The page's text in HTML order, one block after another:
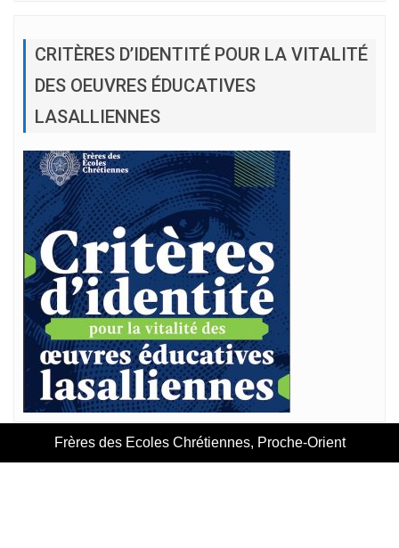
CRITÈRES D’IDENTITÉ POUR LA VITALITÉ
DES OEUVRES ÉDUCATIVES
LASALLIENNES
Frères des Ecoles Chrétiennes, Proche-Orient